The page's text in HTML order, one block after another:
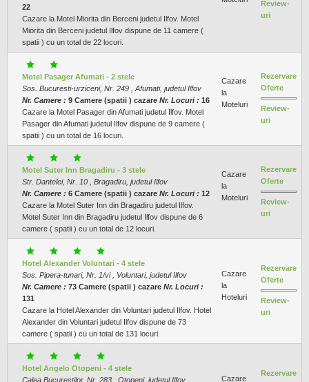
22
Cazare la Motel Miorita din Berceni judetul Ilfov. Motel
Miorita din Berceni judetul Ilfov dispune de 11 camere (
spatii ) cu un total de 22 locuri.
Review-
uri
Motel Pasager Afumati - 2 stele
Sos. Bucuresti-urziceni, Nr. 249 , Afumati, judetul Ilfov
Nr. Camere : 9 Camere (spatii ) cazare Nr. Locuri : 16
Cazare la Motel Pasager din Afumati judetul Ilfov. Motel
Pasager din Afumati judetul Ilfov dispune de 9 camere (
spatii ) cu un total de 16 locuri.
Cazare
la
Moteluri
Rezervare
Oferte
Review-
uri
Motel Suter Inn Bragadiru - 3 stele
Str. Dantelei, Nr. 10 , Bragadiru, judetul Ilfov
Nr. Camere : 6 Camere (spatii ) cazare Nr. Locuri : 12
Cazare la Motel Suter Inn din Bragadiru judetul Ilfov.
Motel Suter Inn din Bragadiru judetul Ilfov dispune de 6
camere ( spatii ) cu un total de 12 locuri.
Cazare
la
Moteluri
Rezervare
Oferte
Review-
uri
Hotel Alexander Voluntari - 4 stele
Sos. Pipera-tunari, Nr. 1/vi , Voluntari, judetul Ilfov
Nr. Camere : 73 Camere (spatii ) cazare Nr. Locuri :
131
Cazare la Hotel Alexander din Voluntari judetul Ilfov. Hotel
Alexander din Voluntari judetul Ilfov dispune de 73
camere ( spatii ) cu un total de 131 locuri.
Cazare
la
Hoteluri
Rezervare
Oferte
Review-
uri
Hotel Angelo Otopeni - 4 stele
Calea Bucurestilor, Nr. 283 , Otopeni, judetul Ilfov
Cazare
Rezervare